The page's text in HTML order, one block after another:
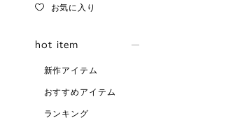
お気に入り
hot item
新作アイテム
おすすめアイテム
ランキング